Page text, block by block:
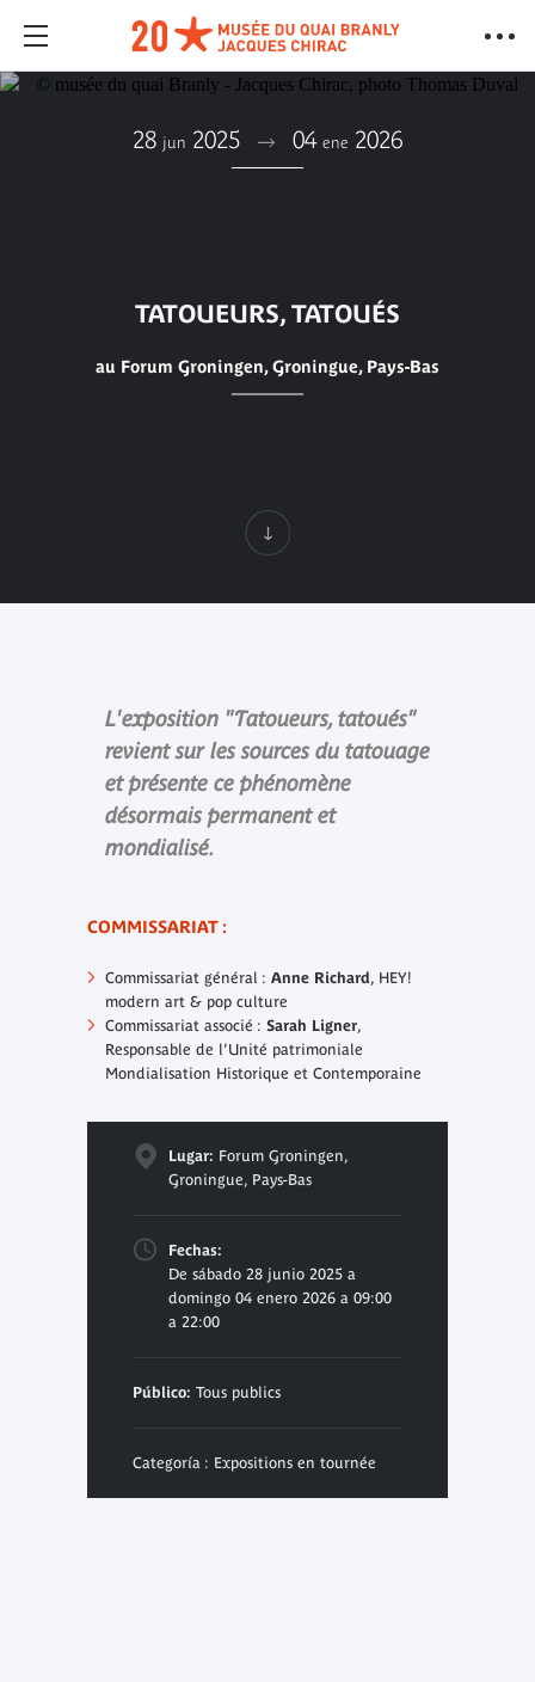
28 jun 2025 04 ene 2026
TATOUEURS, TATOUÉS
au Forum Groningen, Groningue, Pays-Bas
L'exposition "Tatoueurs, tatoués"
revient sur les sources du tatouage
et présente ce phénomène
désormais permanent et
mondialisé.
COMMISSARIAT :
Commissariat général : Anne Richard, HEY!
modern art & pop culture
Commissariat associé : Sarah Ligner,
Responsable de l’Unité patrimoniale
Mondialisation Historique et Contemporaine
Lugar: Forum Groningen,
Groningue, Pays-Bas
Fechas:
De sábado 28 junio 2025 a
domingo 04 enero 2026 a 09:00
a 22:00
Público: Tous publics
Categoría : Expositions en tournée